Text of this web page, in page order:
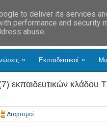
» Εκπαιδευτικοί »
(7) εκπαιδευτικών
Διορισμοί
to deliver its services
performance and
abuse.